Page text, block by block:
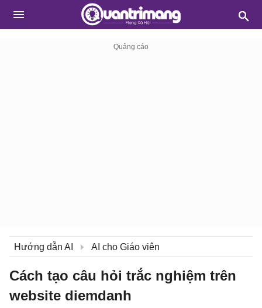
Hướng dẫn AI AI cho Giáo viên
Cách tạo câu hỏi trắc nghiệm trên
website diemdanh